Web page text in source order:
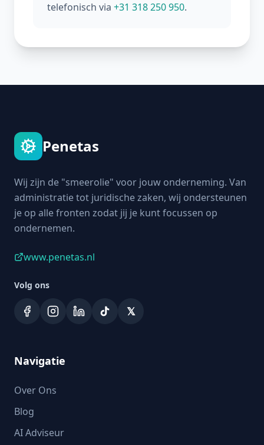
telefonisch via +31 318 250 950.
Penetas
Wij zijn de "smeerolie" voor jouw onderneming. Van
administratie tot juridische zaken, wij ondersteunen
je op alle fronten zodat jij je kunt focussen op
ondernemen.
www.penetas.nl
Volg ons
𝕏
Navigatie
Over Ons
Blog
AI Adviseur